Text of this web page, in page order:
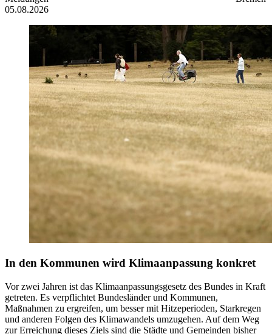
05.08.2026
In den Kommunen wird Klimaanpassung konkret
Vor zwei Jahren ist das Klimaanpassungsgesetz des Bundes in Kraft
getreten. Es verpflichtet Bundesländer und Kommunen,
Maßnahmen zu ergreifen, um besser mit Hitzeperioden, Starkregen
und anderen Folgen des Klimawandels umzugehen. Auf dem Weg
zur Erreichung dieses Ziels sind die Städte und Gemeinden bisher